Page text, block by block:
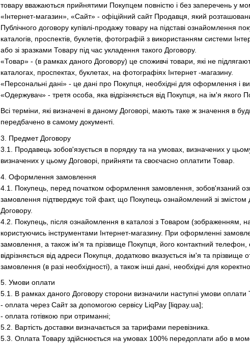
товару вважаються прийнятими Покупцем повністю і без заперечень у
«Інтернет-магазин», «Сайт» - офіційний сайт Продавця, який
Публічного договору купівлі-продажу товару на підставі
каталогів, проспектів, буклетів, фотографій з використанням системи
або зі зразками Товару під час укладення такого Договору.
«Товар» - (в рамках даного Договору) це споживчі товари, які не
каталогах, проспектах, буклетах, на фотографіях Інтернет -магазину.
«Персональні дані» - це дані про Покупця, необхідні для оформлення і
«Одержувач» - третя особа, яка відрізняється від Покупця, на ім'я якого
Всі терміни, які визначені в даному Договорі, мають таке ж значення в
передбачено в самому документі.
3. Предмет Договору
3.1. Продавець зобов'язується в порядку та на умовах, визначених у
визначених у цьому Договорі, прийняти та своєчасно оплатити Товар.
4. Оформлення замовлення
4.1. Покупець, перед початком оформлення замовлення, зобов'язаний
замовлення підтверджує той факт, що Покупець ознайомлений зі
Договору.
4.2. Покупець, після ознайомлення в каталозі з Товаром (зображенням,
користуючись інструментами Інтернет-магазину. При оформленні
замовлення, а також ім'я та прізвище Покупця, його контактний
відрізняється від адреси Покупця, додатково вказується ім'я та
замовлення (в разі необхідності), а також інші дані, необхідні для
5. Умови оплати
5.1. В рамках даного Договору сторони визначили наступні умови оплати
- оплата через Сайт за допомогою сервісу LiqPay [liqpay.ua];
- оплата готівкою при отриманні;
5.2. Вартість доставки визначається за тарифами перевізника.
5.3. Оплата Товару здійснюється на умовах 100% передоплати або в